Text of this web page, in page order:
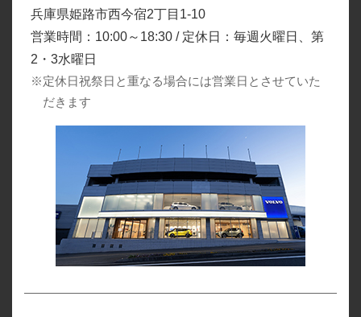
兵庫県姫路市西今宿2丁目1-10
営業時間：10:00～18:30 / 定休日：毎週火曜日、第
2・3水曜日
※定休日祝祭日と重なる場合には営業日とさせていた
だきます